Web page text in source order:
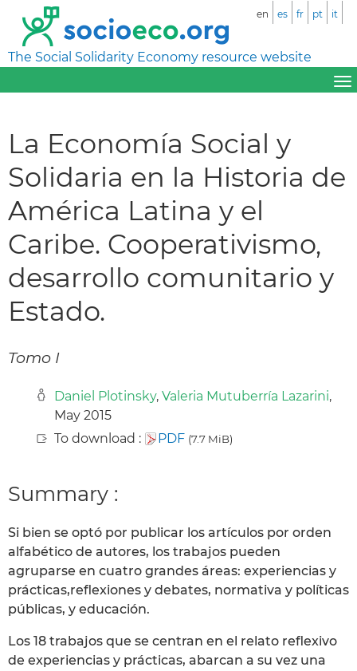
The Social Solidarity Economy resource website
en es fr pt it
La Economía Social y
Solidaria en la Historia de
América Latina y el
Caribe. Cooperativismo,
desarrollo comunitario y
Estado.
Tomo I
Daniel Plotinsky, Valeria Mutuberría Lazarini,
May 2015
To download :
PDF (7.7 MiB)
Summary :
Si bien se optó por publicar los artículos por orden
alfabético de autores, los trabajos pueden
agruparse en cuatro grandes áreas: experiencias y
prácticas,reflexiones y debates, normativa y políticas
públicas, y educación.
Los 18 trabajos que se centran en el relato reflexivo
de experiencias y prácticas, abarcan a su vez una